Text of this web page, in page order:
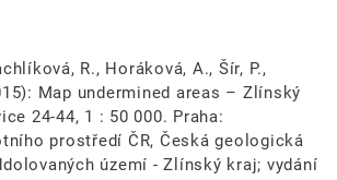
R., Horáková, A., Šír, P.,
Map undermined areas – Zlínský
24-44, 1 : 50 000. Praha:
prostředí ČR, Česká geologická
území - Zlínský kraj; vydání